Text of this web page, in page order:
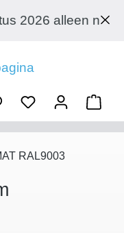
nog aan
RAL9003